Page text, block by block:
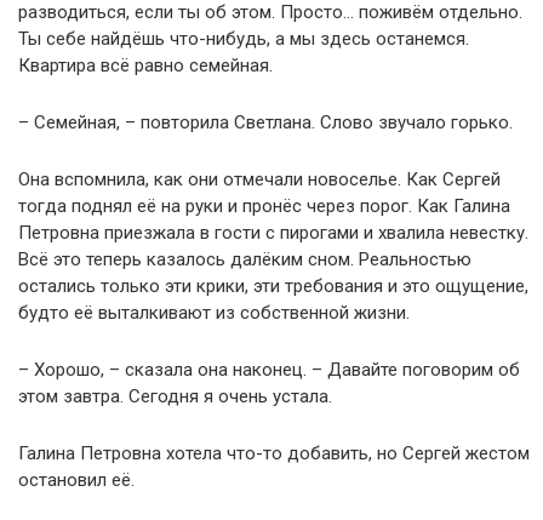
разводиться, если ты об этом. Просто… поживём отдельно.
Ты себе найдёшь что-нибудь, а мы здесь останемся.
Квартира всё равно семейная.
– Семейная, – повторила Светлана. Слово звучало горько.
Она вспомнила, как они отмечали новоселье. Как Сергей
тогда поднял её на руки и пронёс через порог. Как Галина
Петровна приезжала в гости с пирогами и хвалила невестку.
Всё это теперь казалось далёким сном. Реальностью
остались только эти крики, эти требования и это ощущение,
будто её выталкивают из собственной жизни.
– Хорошо, – сказала она наконец. – Давайте поговорим об
этом завтра. Сегодня я очень устала.
Галина Петровна хотела что-то добавить, но Сергей жестом
остановил её.